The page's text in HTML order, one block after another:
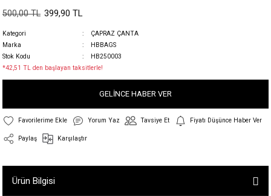
500,00 TL 399,90 TL
Kategori
ÇAPRAZ ÇANTA
Marka
HBBAGS
Stok Kodu
HB250003
*42,51 TL den başlayan taksitlerle!
GELİNCE HABER VER
Yorum Yaz Tavsiye Et Fiyatı Düşünce Haber Ver
Paylaş Karşılaştır
Ürün Bilgisi